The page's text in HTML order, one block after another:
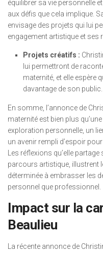
équilibrer sa vie personnelle
aux défis que cela implique.
envisage des projets qui lui
engagement artistique et ses
Projets créatifs :
lui permettront de
maternité, et elle espère
davantage de son public.
En somme, l’annonce de
maternité est bien plus
exploration personnelle, un
un avenir rempli d’espoir
Les réflexions qu’elle
parcours artistique, illustrent
déterminée à embrasser les
personnel que professionnel.
Impact sur la
Beaulieu
La récente annonce de